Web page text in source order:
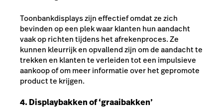
Toonbankdisplays zijn effectief omdat ze zich
bevinden op een plek waar klanten hun aandacht
vaak op richten tijdens het afrekenproces. Ze
kunnen kleurrijk en opvallend zijn om de aandacht te
trekken en klanten te verleiden tot een impulsieve
aankoop of om meer informatie over het gepromote
product te krijgen.
4. Displaybakken of ‘graaibakken’